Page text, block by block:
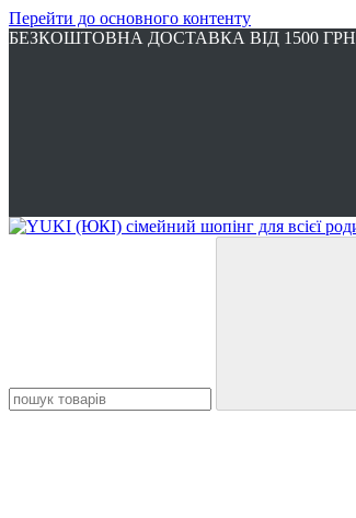
Перейти до основного контенту
БЕЗКОШТОВНА ДОСТАВКА ВІД 1500 ГРН